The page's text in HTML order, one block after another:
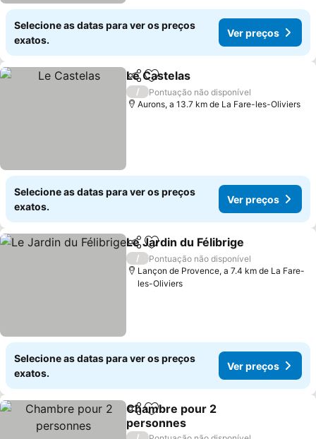
Selecione as datas para ver os preços
exatos.
Ver preços
PartilharAdicionar aos favoritos
Le Castelas
/
Pontuação não disponível
Aurons, a 13.7 km de La Fare-les-Oliviers
Selecione as datas para ver os preços
exatos.
Ver preços
PartilharAdicionar aos favoritos
Le Jardin du Félibrige
/
Pontuação não disponível
Lançon de Provence, a 7.4 km de La Fare-
les-Oliviers
Selecione as datas para ver os preços
exatos.
Ver preços
PartilharAdicionar aos favoritos
Chambre pour 2
personnes